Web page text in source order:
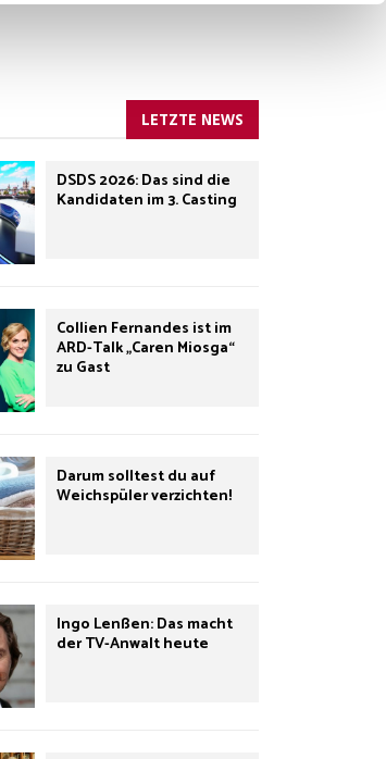
LETZTE NEWS
DSDS 2026: Das sind die
Kandidaten im 3. Casting
Collien Fernandes ist im
ARD-Talk „Caren Miosga“
zu Gast
Darum solltest du auf
Weichspüler verzichten!
Ingo Lenßen: Das macht
der TV-Anwalt heute